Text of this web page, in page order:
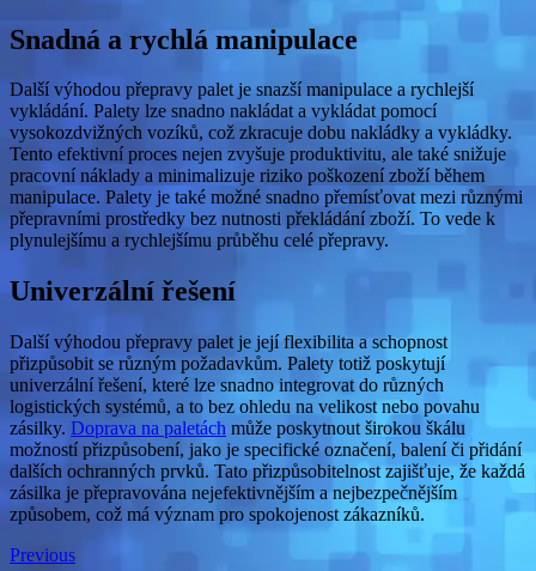
Snadná a rychlá manipulace
Další výhodou přepravy palet je snazší manipulace a rychlejší
vykládání. Palety lze snadno nakládat a vykládat pomocí
vysokozdvižných vozíků, což zkracuje dobu nakládky a vykládky.
Tento efektivní proces nejen zvyšuje produktivitu, ale také snižuje
pracovní náklady a minimalizuje riziko poškození zboží během
manipulace. Palety je také možné snadno přemísťovat mezi různými
přepravními prostředky bez nutnosti překládání zboží. To vede k
plynulejšímu a rychlejšímu průběhu celé přepravy.
Univerzální řešení
Další výhodou přepravy palet je její flexibilita a schopnost
přizpůsobit se různým požadavkům. Palety totiž poskytují
univerzální řešení, které lze snadno integrovat do různých
logistických systémů, a to bez ohledu na velikost nebo povahu
zásilky. Doprava na paletách může poskytnout širokou škálu
možností přizpůsobení, jako je specifické označení, balení či přidání
dalších ochranných prvků. Tato přizpůsobitelnost zajišťuje, že každá
zásilka je přepravována nejefektivnějším a nejbezpečnějším
způsobem, což má význam pro spokojenost zákazníků.
Previous